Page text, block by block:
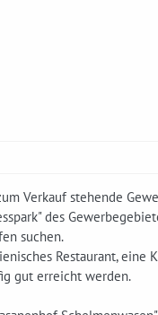
Verkauf stehende
des
suchen.
Restaurant, eine
gut erreicht werden.